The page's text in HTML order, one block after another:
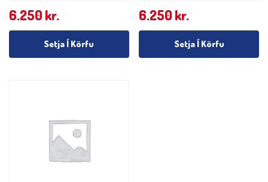
6.250 kr.
Setja Í Körfu
6.250 kr.
Setja Í Körfu